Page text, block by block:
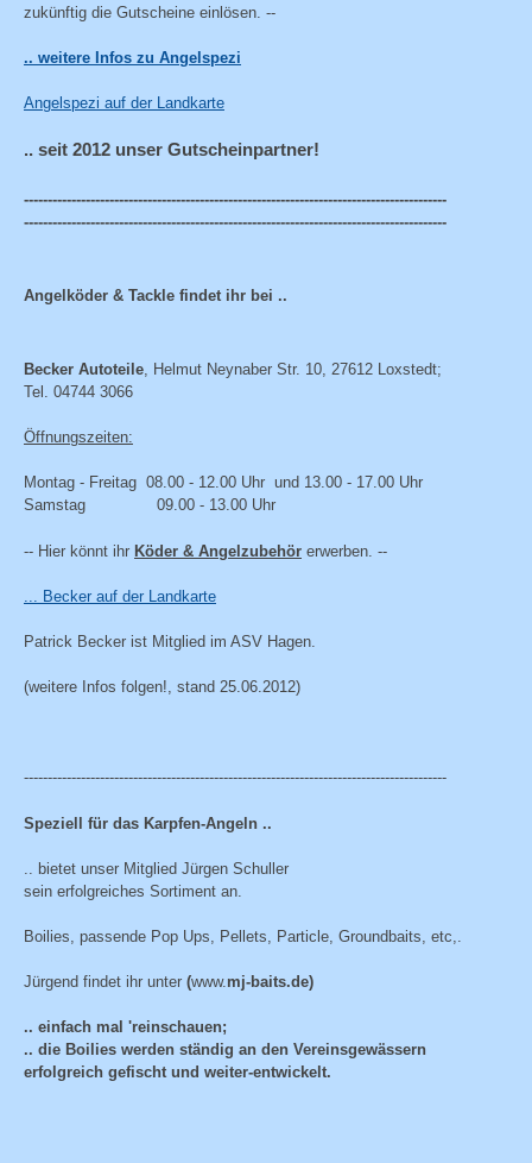
zukünftig die Gutscheine einlösen. --
.. weitere Infos zu Angelspezi
Angelspezi auf der Landkarte
.. seit 2012 unser Gutscheinpartner!
-----------------------------------------------------------------------------------------
-----------------------------------------------------------------------------------------
Angelköder & Tackle findet ihr bei ..
Becker Autoteile , Helmut Neynaber Str. 10, 27612 Loxstedt;
Tel. 04744 3066
Öffnungszeiten:
Montag - Freitag 08.00 - 12.00 Uhr und 13.00 - 17.00 Uhr
Samstag 09.00 - 13.00 Uhr
-- Hier könnt ihr Köder & Angelzubehör erwerben. --
... Becker auf der Landkarte
Patrick Becker ist Mitglied im ASV Hagen.
(weitere Infos folgen!, stand 25.06.2012)
-----------------------------------------------------------------------------------------
Speziell für das Karpfen-Angeln ..
.. bietet unser Mitglied Jürgen Schuller
sein erfolgreiches Sortiment an.
Boilies, passende Pop Ups, Pellets, Particle, Groundbaits, etc,.
Jürgend findet ihr unter (www.mj-baits.de)
.. einfach mal 'reinschauen;
.. die Boilies werden ständig an den Vereinsgewässern
erfolgreich gefischt und weiter-entwickelt.